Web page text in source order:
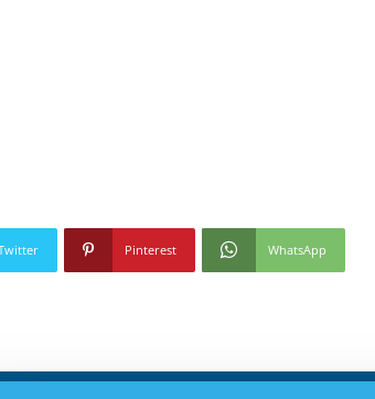
Pinterest WhatsApp